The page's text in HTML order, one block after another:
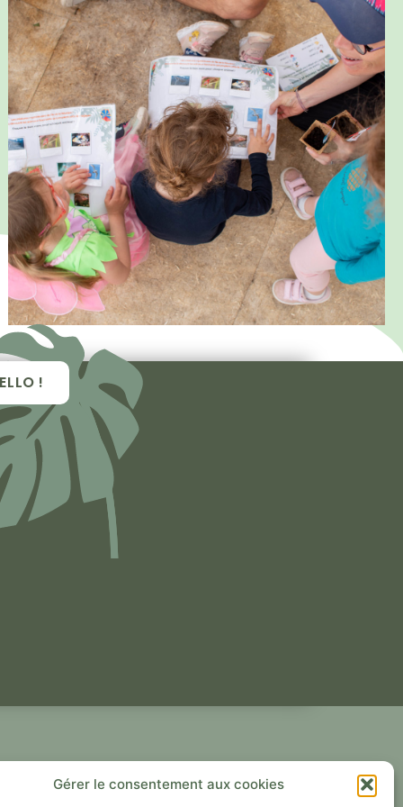
Gérer le consentement aux cookies
!
UTILES
SUIS-JE ?